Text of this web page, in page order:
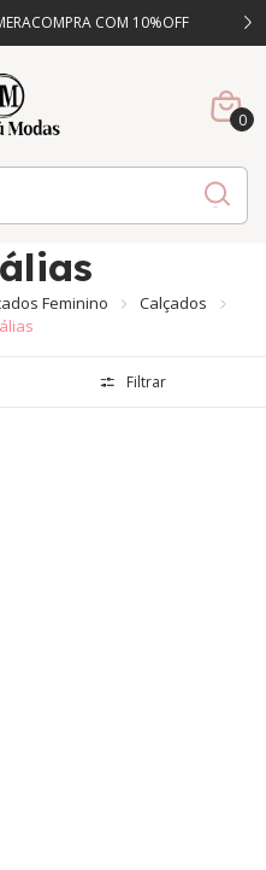
COM 10%OFF
0
Feminino
Calçados
Filtrar